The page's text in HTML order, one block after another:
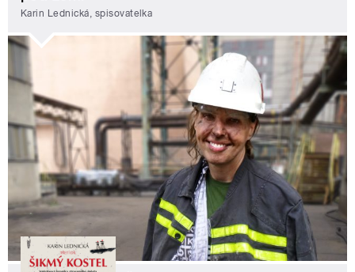
Karin Lednická, spisovatelka